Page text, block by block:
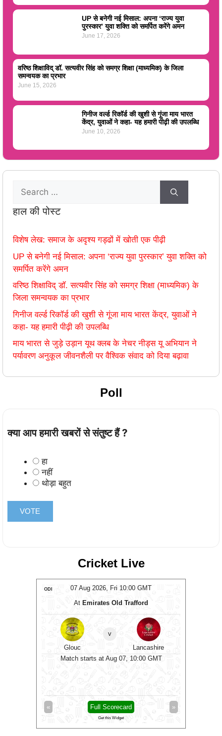
UP से बनेगी नई मिसाल: अपना ‘राज्य युवा
पुरस्कार’ युवा शक्ति को समर्पित करेंगे अमन
June 17, 2026
वरिष्ठ शिक्षाविद् डॉ. सत्यवीर सिंह को समग्र शिक्षा (माध्यमिक) के जिला
समन्वयक का प्रभार
June 15, 2026
गिनीज वर्ल्ड रिकॉर्ड की खुशी से गूंजा माय भारत
केंद्र, युवाओं ने कहा- यह हमारी पीढ़ी की उपलब्धि
June 10, 2026
हाल की पोस्ट
विशेष लेख: समाज के अदृश्य गड्ढों में खोती एक पीढ़ी
UP से बनेगी नई मिसाल: अपना ‘राज्य युवा पुरस्कार’ युवा शक्ति को
समर्पित करेंगे अमन
वरिष्ठ शिक्षाविद् डॉ. सत्यवीर सिंह को समग्र शिक्षा (माध्यमिक) के
जिला समन्वयक का प्रभार
गिनीज वर्ल्ड रिकॉर्ड की खुशी से गूंजा माय भारत केंद्र, युवाओं ने
कहा- यह हमारी पीढ़ी की उपलब्धि
माय भारत से जुड़े उड़ान यूथ क्लब के नेचर नीड्स यू अभियान ने
पर्यावरण अनुकूल जीवनशैली पर वैश्विक संवाद को दिया बढ़ावा
Poll
क्या आप हमारी खबरों से संतुष्ट हैं ?
हा
नहीं
थोड़ा बहुत
Cricket Live
07 Aug 2026, Fri 10:00 GMT
ODI
At Emirates Old Trafford
Glouc
v
Lancashire
Match starts at Aug 07, 10:00 GMT
« »
Full Scorecard
Get this Widget